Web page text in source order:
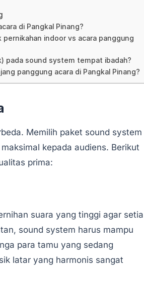
di Pangkal Pinang?
indoor vs acara panggung
pada sound system tempat ibadah?
panggung acara di Pangkal Pinang?
Memilih paket sound system
kepada audiens. Berikut
prima:
suara yang tinggi agar
sound system harus mampu
para tamu yang sedang
latar yang harmonis sangat